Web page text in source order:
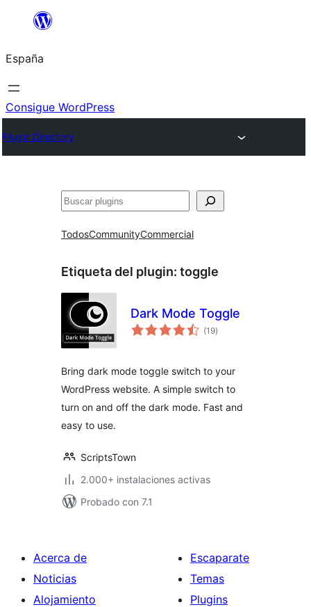
Saltar
contenido
España
Consigue WordPress
Plugin Directory
Buscar
TodosCommunityCommercial
Etiqueta del plugin: toggle
Dark Mode Toggle
(19valoraciones
en
)
Bring dark mode toggle switch to your
WordPress website. A simple switch to
turn on and off the dark mode. Fast and
easy to use.
ScriptsTown
2.000+ instalaciones activas
Probado con 7.1
Acerca de
Noticias
Alojamiento
Escaparate
Temas
Plugins